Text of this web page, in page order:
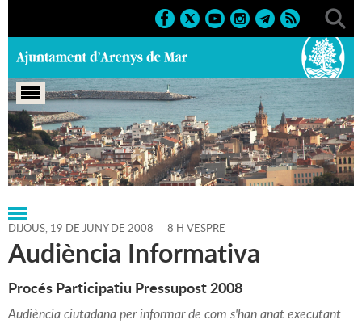
Portada > Regidories > Cultura > Agenda > 19-06-2008
DIJOUS, 19 DE JUNY DE 2008 - 8 H VESPRE
Audiència Informativa
Procés Participatiu Pressupost 2008
Audiència ciutadana per informar de com s'han anat executant